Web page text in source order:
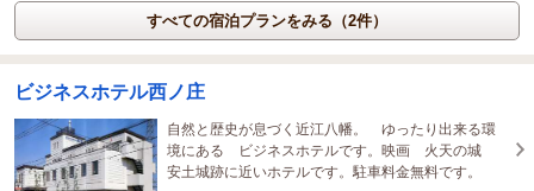
すべての宿泊プランをみる（2件）
ビジネスホテル西ノ庄
自然と歴史が息づく近江八幡。 ゆったり出来る環
境にある ビジネスホテルです。映画 火天の城
安土城跡に近いホテルです。駐車料金無料です。